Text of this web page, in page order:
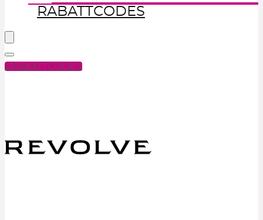
RABATTCODES
RABATTCODES